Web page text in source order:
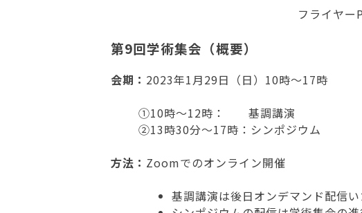
フライヤー
第9回学術集会（概要）
会期： 2023年1月29日（日）10時～17時
①10時～12時： 基調講演
②13時30分～17時：シンポジウム
方法： Zoomでのオンライン開催
基調講演は後日オンデマンド配信